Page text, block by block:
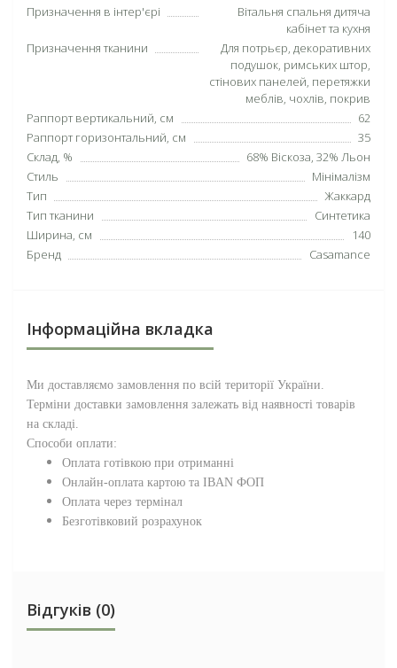
Призначення в інтер'єрі
Вітальня спальня дитяча
кабінет та кухня
Призначення тканини
Для потрьєр, декоративних
подушок, римських штор,
стінових панелей, перетяжки
меблів, чохлів, покрив
Раппорт вертикальний, см
62
Раппорт горизонтальний, см
35
Склад, %
68% Віскоза, 32% Льон
Стиль
Мінімалізм
Тип
Жаккард
Тип тканини
Синтетика
Ширина, см
140
Бренд
Casamance
Інформаційна вкладка
Ми доставляємо замовлення по всій території України.
Терміни доставки замовлення залежать від наявності товарів
на складі.
Способи оплати:
Оплата готівкою при отриманні
Онлайн-оплата картою та IBAN ФОП
Оплата через термінал
Безготівковий розрахунок
Відгуків (0)